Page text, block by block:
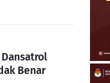
Benar